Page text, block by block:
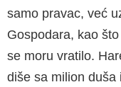
samo pravac, već
Gospodara, kao
se moru vratilo.
diše sa milion duša